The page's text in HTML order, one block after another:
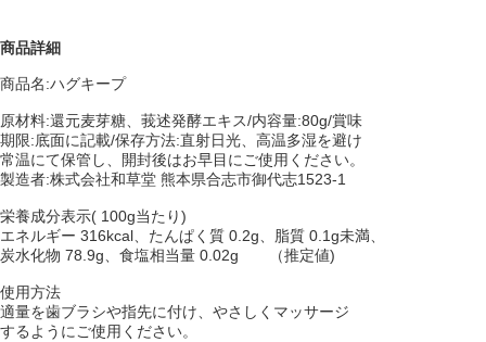
商品詳細
商品名:ハグキープ
原材料:還元麦芽糖、莪述発酵エキス/内容量:80g/賞味
期限:底面に記載/保存方法:直射日光、高温多湿を避け
常温にて保管し、開封後はお早目にご使用ください。
製造者:株式会社和草堂 熊本県合志市御代志1523-1
栄養成分表示( 100g当たり)
エネルギー 316kcal、たんぱく質 0.2g、脂質 0.1g未満、
炭水化物 78.9g、食塩相当量 0.02g （推定値)
使用方法
適量を歯ブラシや指先に付け、やさしくマッサージ
するようにご使用ください。